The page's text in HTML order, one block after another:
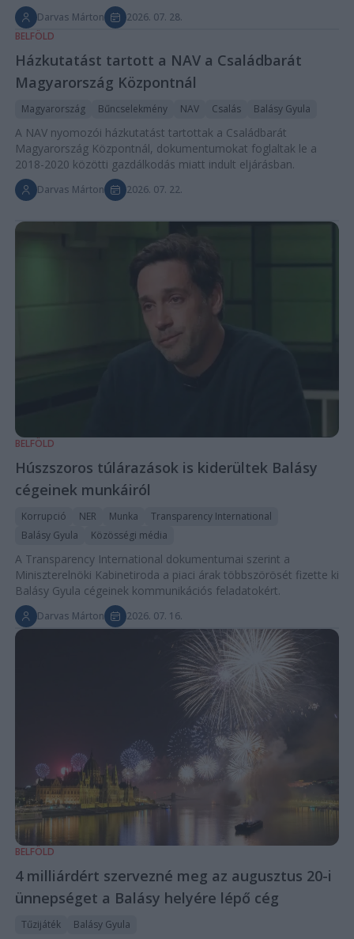
Darvas Márton
2026. 07. 28.
BELFÖLD
Házkutatást tartott a NAV a Családbarát
Magyarország Központnál
Magyarország Bűncselekmény NAV Csalás Balásy Gyula
A NAV nyomozói házkutatást tartottak a Családbarát
Magyarország Központnál, dokumentumokat foglaltak le a
2018-2020 közötti gazdálkodás miatt indult eljárásban.
Darvas Márton 2026. 07. 22.
BELFÖLD
Húszszoros túlárazások is kiderültek Balásy
cégeinek munkáiról
Korrupció NER Munka
Transparency International
Balásy Gyula
Közösségi média
A Transparency International dokumentumai szerint a
Miniszterelnöki Kabinetiroda a piaci árak többszörösét fizette ki
Balásy Gyula cégeinek kommunikációs feladatokért.
Darvas Márton 2026. 07. 16.
BELFÖLD
4 milliárdért szervezné meg az augusztus 20-i
ünnepséget a Balásy helyére lépő cég
Tűzijáték Balásy Gyula